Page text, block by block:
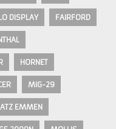
DISPLAY FAIRFORD
HORNET
MIG-29
EMMEN